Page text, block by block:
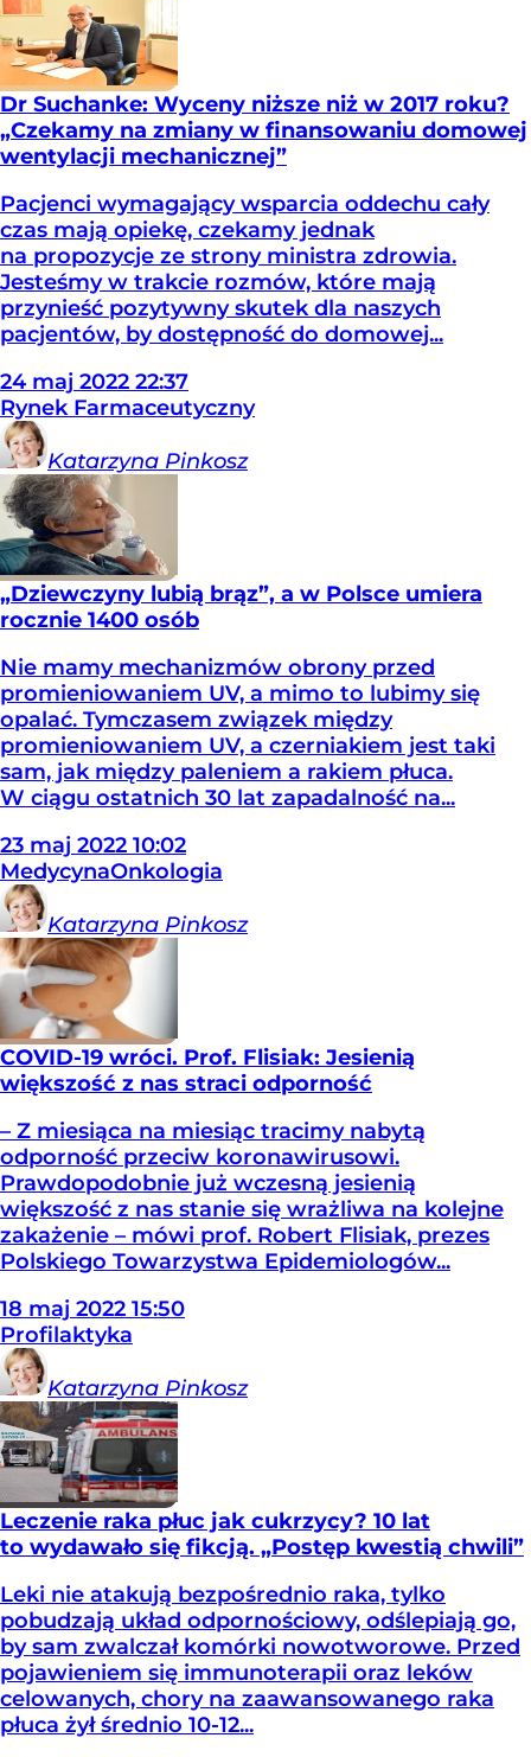
Dr Suchanke: Wyceny niższe niż w 2017 roku?
„Czekamy na zmiany w finansowaniu domowej
wentylacji mechanicznej”
Pacjenci wymagający wsparcia oddechu cały
czas mają opiekę, czekamy jednak
na propozycje ze strony ministra zdrowia.
Jesteśmy w trakcie rozmów, które mają
przynieść pozytywny skutek dla naszych
pacjentów, by dostępność do domowej...
24 maj 2022 22:37
Rynek Farmaceutyczny
Katarzyna Pinkosz
„Dziewczyny lubią brąz”, a w Polsce umiera
rocznie 1400 osób
Nie mamy mechanizmów obrony przed
promieniowaniem UV, a mimo to lubimy się
opalać. Tymczasem związek między
promieniowaniem UV, a czerniakiem jest taki
sam, jak między paleniem a rakiem płuca.
W ciągu ostatnich 30 lat zapadalność na...
23 maj 2022 10:02
MedycynaOnkologia
Katarzyna Pinkosz
COVID-19 wróci. Prof. Flisiak: Jesienią
większość z nas straci odporność
– Z miesiąca na miesiąc tracimy nabytą
odporność przeciw koronawirusowi.
Prawdopodobnie już wczesną jesienią
większość z nas stanie się wrażliwa na kolejne
zakażenie – mówi prof. Robert Flisiak, prezes
Polskiego Towarzystwa Epidemiologów...
18 maj 2022 15:50
Profilaktyka
Katarzyna Pinkosz
Leczenie raka płuc jak cukrzycy? 10 lat
to wydawało się fikcją. „Postęp kwestią chwili”
Leki nie atakują bezpośrednio raka, tylko
pobudzają układ odpornościowy, odślepiają go,
by sam zwalczał komórki nowotworowe. Przed
pojawieniem się immunoterapii oraz leków
celowanych, chory na zaawansowanego raka
płuca żył średnio 10-12...